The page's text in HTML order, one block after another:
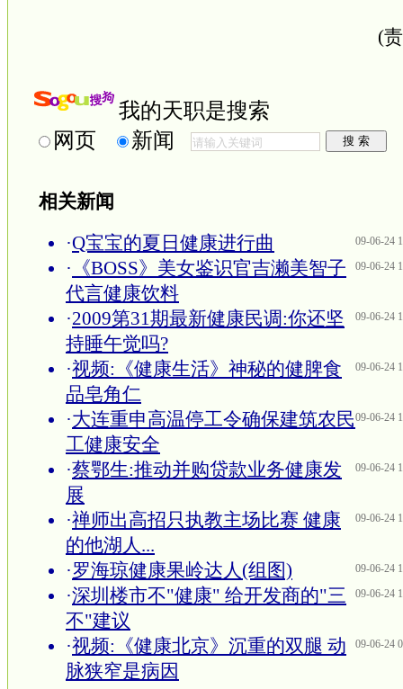
(
我的天职是搜索
网页
新闻
相关新闻
09-06-24
·Q宝宝的夏日健康进行曲
09-06-24
· 《BOSS》美女鉴识官吉濑美智子
代言健康饮料
09-06-24
·2009第31期最新健康民调:你还坚
持睡午觉吗?
09-06-24
·视频:《健康生活》神秘的健脾食
品皂角仁
09-06-24
·大连重申高温停工令确保建筑农民
工健康安全
09-06-24
·蔡鄂生:推动并购贷款业务健康发
展
09-06-24
·禅师出高招只执教主场比赛 健康
的他湖人...
09-06-24
·罗海琼健康果岭达人(组图)
09-06-24
·深圳楼市不"健康" 给开发商的"三
不"建议
09-06-24
·视频:《健康北京》沉重的双腿 动
脉狭窄是病因